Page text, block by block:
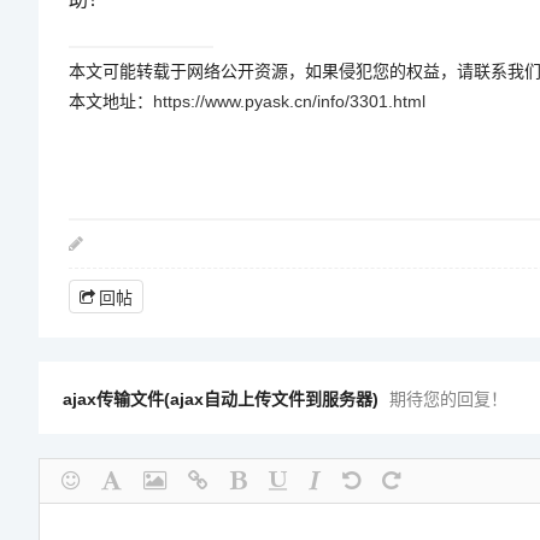
本文可能转载于网络公开资源，如果侵犯您的权益，请联系我们
本文地址： https://www.pyask.cn/info/3301.html
回帖
ajax传输文件(ajax自动上传文件到服务器) 期待您的回复！